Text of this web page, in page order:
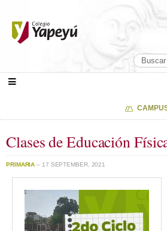
Clases de Educación
PRIMARIA – 17 SEPTEMBER, 2021